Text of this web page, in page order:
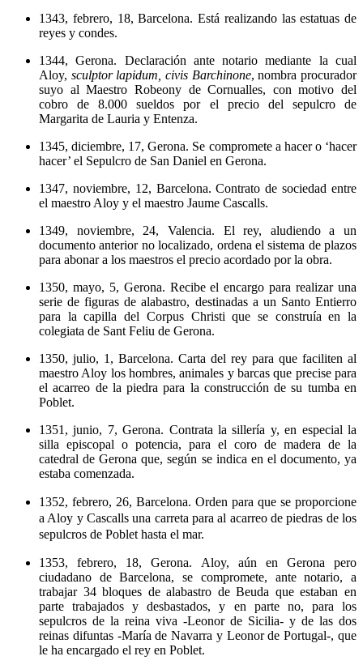
1343, febrero, 18, Barcelona. Está realizando las estatuas de
reyes y condes.
1344, Gerona. Declaración ante notario mediante la cual
Aloy, sculptor lapidum, civis Barchinone, nombra procurador
suyo al Maestro Robeony de Cornualles, con motivo del
cobro de 8.000 sueldos por el precio del sepulcro de
Margarita de Lauria y Entenza.
1345, diciembre, 17, Gerona. Se compromete a hacer o ‘hacer
hacer’ el Sepulcro de San Daniel en Gerona.
1347, noviembre, 12, Barcelona. Contrato de sociedad entre
el maestro Aloy y el maestro Jaume Cascalls.
1349, noviembre, 24, Valencia. El rey, aludiendo a un
documento anterior no localizado, ordena el sistema de plazos
para abonar a los maestros el precio acordado por la obra.
1350, mayo, 5, Gerona. Recibe el encargo para realizar una
serie de figuras de alabastro, destinadas a un Santo Entierro
para la capilla del Corpus Christi que se construía en la
colegiata de Sant Feliu de Gerona.
1350, julio, 1, Barcelona. Carta del rey para que faciliten al
maestro Aloy los hombres, animales y barcas que precise para
el acarreo de la piedra para la construcción de su tumba en
Poblet.
1351, junio, 7, Gerona. Contrata la sillería y, en especial la
silla episcopal o potencia, para el coro de madera de la
catedral de Gerona que, según se indica en el documento, ya
estaba comenzada.
1352, febrero, 26, Barcelona. Orden para que se proporcione
a Aloy y Cascalls una carreta para al acarreo de piedras de los
sepulcros de Poblet hasta el mar.
1353, febrero, 18, Gerona. Aloy, aún en Gerona pero
ciudadano de Barcelona, se compromete, ante notario, a
trabajar 34 bloques de alabastro de Beuda que estaban en
parte trabajados y desbastados, y en parte no, para los
sepulcros de la reina viva -Leonor de Sicilia- y de las dos
reinas difuntas -María de Navarra y Leonor de Portugal-, que
le ha encargado el rey en Poblet.